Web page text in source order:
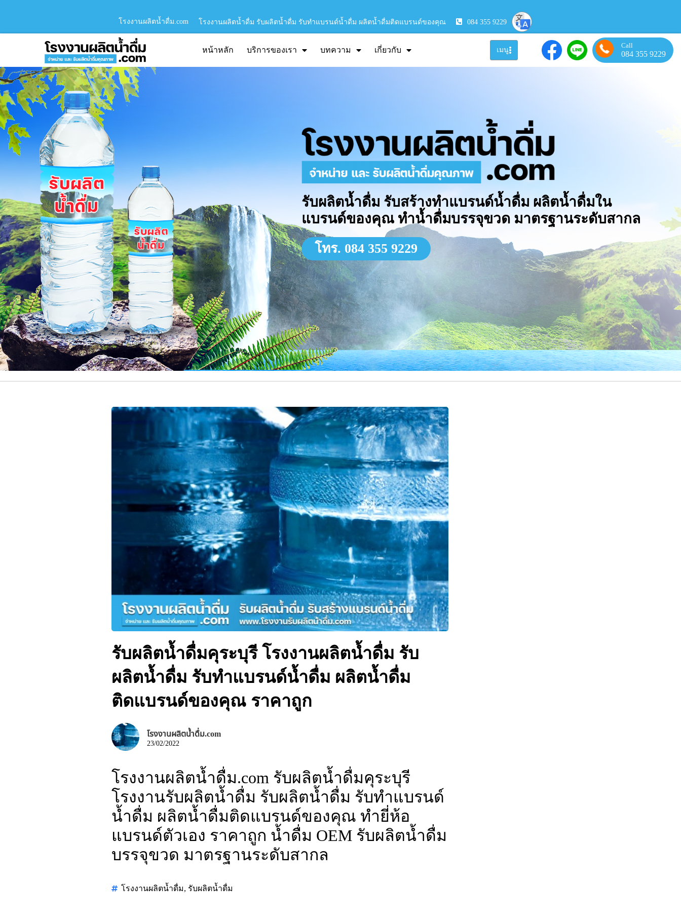
โรงงานผลิตน้ำดื่ม.com โรงงานผลิตน้ำดื่ม รับผลิตน้ำดื่ม รับทำแบรนด์น้ำดื่ม ผลิตน้ำดื่มติดแบรนด์ของคุณ 084 355 9229
หน้าหลัก บริการของเรา บทความ เกี่ยวกับ เมนู
Call
084 355 9229
รับผลิตน้ำดื่ม รับสร้างทำแบรนด์น้ำดื่ม ผลิตน้ำดื่มใน
แบรนด์ของคุณ ทำน้ำดื่มบรรจุขวด มาตรฐานระดับสากล
โทร. 084 355 9229
รับผลิตน้ำดื่มคุระบุรี โรงงานผลิตน้ำดื่ม รับ
ผลิตน้ำดื่ม รับทำแบรนด์น้ำดื่ม ผลิตน้ำดื่ม
ติดแบรนด์ของคุณ ราคาถูก
โรงงานผลิตน้ำดื่ม.com
23/02/2022
โรงงานผลิตน้ำดื่ม.com รับผลิตน้ำดื่มคุระบุรี
โรงงานรับผลิตน้ำดื่ม รับผลิตน้ำดื่ม รับทำแบรนด์
น้ำดื่ม ผลิตน้ำดื่มติดแบรนด์ของคุณ ทำยี่ห้อ
แบรนด์ตัวเอง ราคาถูก น้ำดื่ม OEM รับผลิตน้ำดื่ม
บรรจุขวด มาตรฐานระดับสากล
โรงงานผลิตน้ำดื่ม, รับผลิตน้ำดื่ม